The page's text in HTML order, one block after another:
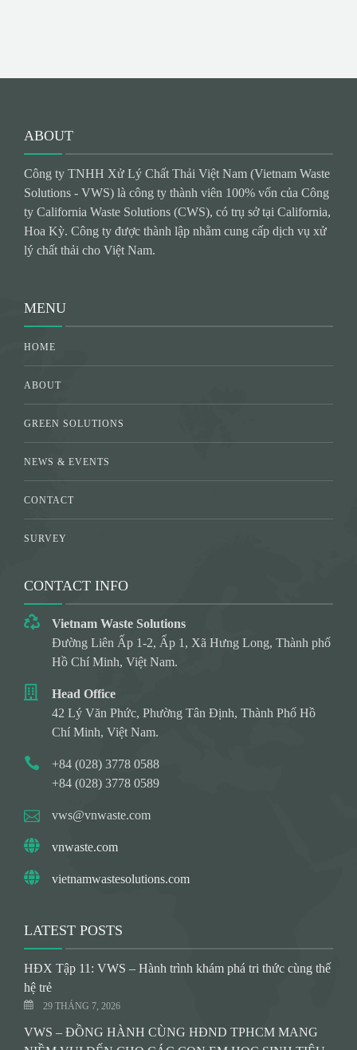
ABOUT
Công ty TNHH Xử Lý Chất Thải Việt Nam (Vietnam Waste
Solutions - VWS) là công ty thành viên 100% vốn của Công
ty California Waste Solutions (CWS), có trụ sở tại California,
Hoa Kỳ. Công ty được thành lập nhằm cung cấp dịch vụ xử
lý chất thải cho Việt Nam.
MENU
HOME
ABOUT
GREEN SOLUTIONS
NEWS & EVENTS
CONTACT
SURVEY
CONTACT INFO
Vietnam Waste Solutions
Đường Liên Ấp 1-2, Ấp 1, Xã Hưng Long, Thành phố
Hồ Chí Minh, Việt Nam.
Head Office
42 Lý Văn Phức, Phường Tân Định, Thành Phố Hồ
Chí Minh, Việt Nam.
+84 (028) 3778 0588
+84 (028) 3778 0589
vws@vnwaste.com
vnwaste.com
vietnamwastesolutions.com
LATEST POSTS
HĐX Tập 11: VWS – Hành trình khám phá tri thức cùng thế
hệ trẻ
29 THÁNG 7, 2026
VWS – ĐỒNG HÀNH CÙNG HĐND TPHCM MANG